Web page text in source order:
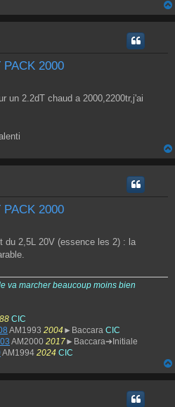
2000
un 2.2dT chaud a 2000,2200tr,j'ai
2000
du 2,5L 20V (essence les 2) : la
va marcher beaucoup moins bien
CIC
AM1993 2004 ►Baccara CIC
AM2000 2017►Baccara➔Initiale
AM1994 2024 CIC